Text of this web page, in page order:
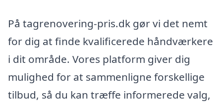
På tagrenovering-pris.dk gør vi det nemt
for dig at finde kvalificerede håndværkere
i dit område. Vores platform giver dig
mulighed for at sammenligne forskellige
tilbud, så du kan træffe informerede valg,